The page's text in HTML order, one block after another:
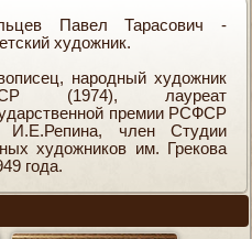
Павел Тарасович -
художник.
народный художник
(1974), лауреат
премии РСФСР
И.Е.Репина, член Студии
художников им. Грекова
года.